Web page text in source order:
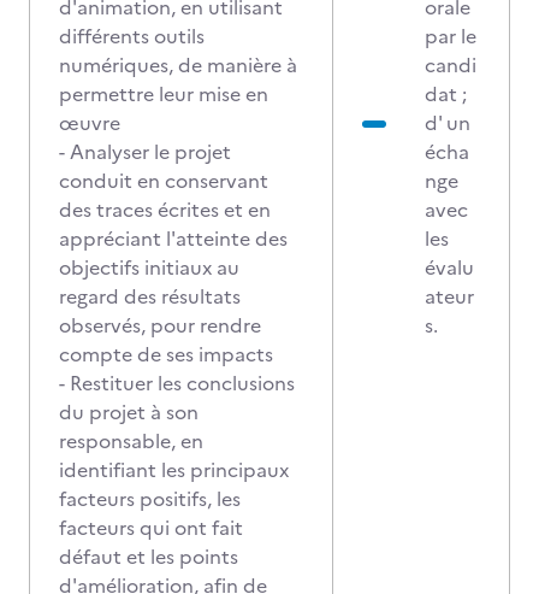
d'animation, en utilisant
différents outils
numériques, de manière à
permettre leur mise en
œuvre
- Analyser le projet
conduit en conservant
des traces écrites et en
appréciant l'atteinte des
objectifs initiaux au
regard des résultats
observés, pour rendre
compte de ses impacts
- Restituer les conclusions
du projet à son
responsable, en
identifiant les principaux
facteurs positifs, les
facteurs qui ont fait
défaut et les points
d'amélioration, afin de
orale
par le
candi
dat ;
d' un
écha
nge
avec
les
évalu
ateur
s.